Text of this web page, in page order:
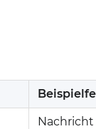
Nachricht